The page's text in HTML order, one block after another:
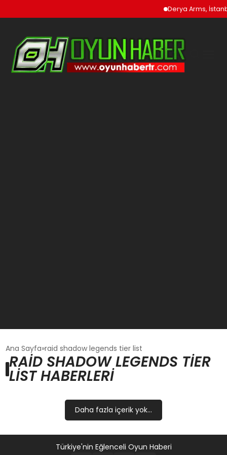
Derya Arms,
GÜNCEL
OYUN HABERLERI
EĞITIM
Ana Sayfa raid shadow legends tier list
RAID SHADOW LEGENDS TIER
LIST HABERLERI
Daha fazla içerik yok...
Türkiye'nin Eğlenceli Oyun Haberi